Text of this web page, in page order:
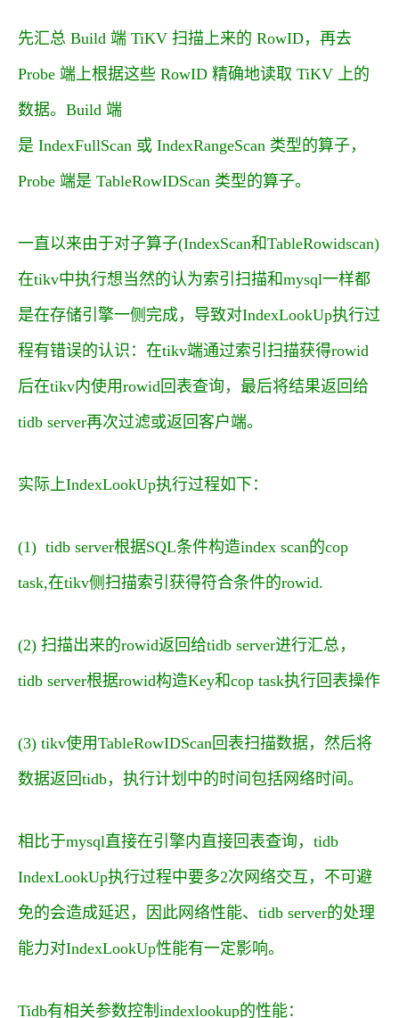
先汇总 Build 端 TiKV 扫描上来的 RowID，再去
Probe 端上根据这些 RowID 精确地读取 TiKV 上的
数据。Build 端
是 IndexFullScan 或 IndexRangeScan 类型的算子，
Probe 端是 TableRowIDScan 类型的算子。
一直以来由于对子算子(IndexScan和TableRowidscan)
在tikv中执行想当然的认为索引扫描和mysql一样都
是在存储引擎一侧完成，导致对IndexLookUp执行过
程有错误的认识：在tikv端通过索引扫描获得rowid
后在tikv内使用rowid回表查询，最后将结果返回给
tidb server再次过滤或返回客户端。
实际上IndexLookUp执行过程如下：
(1) tidb server根据SQL条件构造index scan的cop
task,在tikv侧扫描索引获得符合条件的rowid.
(2) 扫描出来的rowid返回给tidb server进行汇总，
tidb server根据rowid构造Key和cop task执行回表操作
(3) tikv使用TableRowIDScan回表扫描数据，然后将
数据返回tidb，执行计划中的时间包括网络时间。
相比于mysql直接在引擎内直接回表查询，tidb
IndexLookUp执行过程中要多2次网络交互，不可避
免的会造成延迟，因此网络性能、tidb server的处理
能力对IndexLookUp性能有一定影响。
Tidb有相关参数控制indexlookup的性能：